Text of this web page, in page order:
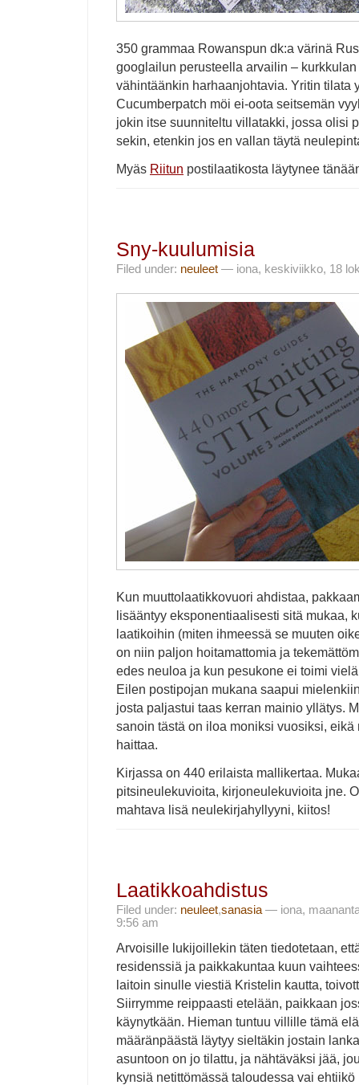
350 grammaa Rowanspun dk:a värinä
googlailun perusteella arvailin –
vähintäänkin harhaanjohtavia. Yritin tilata
Cucumberpatch möi ei-oota seitsemän
jokin itse suunniteltu villatakki, jossa olisi
sekin, etenkin jos en vallan täytä
Myäs Riitun postilaatikosta läytynee
Sny-kuulumisia
Filed under: neuleet — iona, keskiviikko, 18
Kun muuttolaatikkovuori ahdistaa,
lisääntyy eksponentiaalisesti sitä mukaa,
laatikoihin (miten ihmeessä se muuten
on niin paljon hoitamattomia ja
edes neuloa ja kun pesukone ei toimi
Eilen postipojan mukana saapui
josta paljastui taas kerran mainio yllätys.
sanoin tästä on iloa moniksi vuosiksi, eikä
haittaa.
Kirjassa on 440 erilaista mallikertaa.
pitsineulekuvioita, kirjoneulekuvioita jne.
mahtava lisä neulekirjahyllyyni, kiitos!
Laatikkoahdistus
Filed under: neuleet,sanasia — iona,
9:56 am
Arvoisille lukijoillekin täten tiedotetaan,
residenssiä ja paikkakuntaa kuun
laitoin sinulle viestiä Kristelin kautta,
Siirrymme reippaasti etelään, paikkaan
käynytkään. Hieman tuntuu villille tämä
määränpäästä läytyy sieltäkin jostain
asuntoon on jo tilattu, ja nähtäväksi jää,
kynsiä netittömässä taloudessa vai